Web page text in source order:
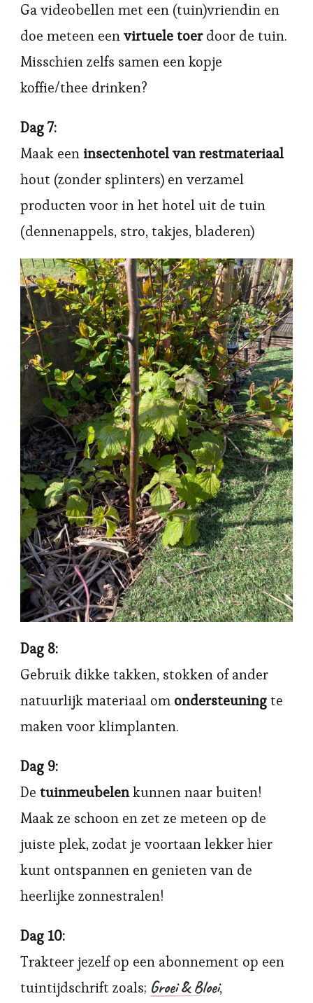
Ga videobellen met een (tuin)vriendin en
doe meteen eenvirtuele toerdoor de tuin.
Misschien zelfs samen een kopje
koffie/thee drinken?
Dag 7:
Maak eeninsectenhotel van restmateriaal
hout (zonder splinters) en verzamel
producten voor in het hotel uit de tuin
(dennenappels, stro, takjes, bladeren)
Dag 8:
Gebruik dikke takken, stokken of ander
natuurlijk materiaal om ondersteuningte
maken voor klimplanten.
Dag 9:
De tuinmeubelenkunnen naar buiten!
Maak ze schoon en zet ze meteen op de
juiste plek, zodat je voortaan lekker hier
kunt ontspannen en genieten van de
heerlijke zonnestralen!
Dag 10:
Trakteer jezelf op een abonnement op een
tuintijdschrift zoals; Groei & Bloei,